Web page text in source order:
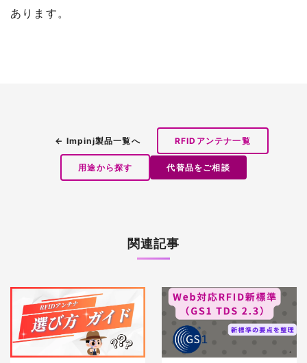
あります。
← Impinj製品一覧へ RFIDアンテナ一覧
用途から探す 代替品をご相談
関連記事